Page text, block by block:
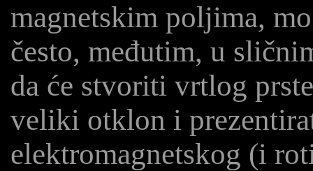
magnetskim poljima,
često, međutim, u
da će stvoriti vrtlog
veliki otklon i
elektromagnetskog (i